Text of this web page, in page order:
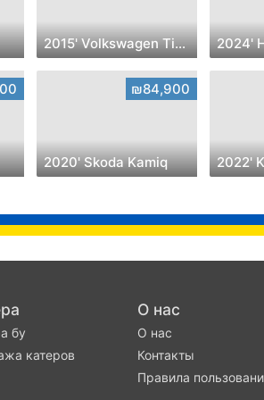
2015' Volkswagen Tiguan 2024'
₪84,900
2020' Skoda Kamiq 2022'
бу
катеров
О нас
О нас
Контакты
Правила